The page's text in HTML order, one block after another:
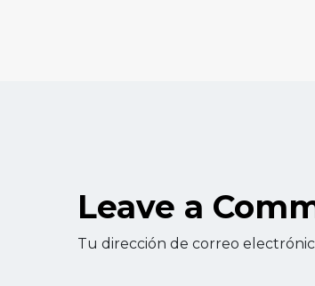
Leave a
Tu dirección de correo